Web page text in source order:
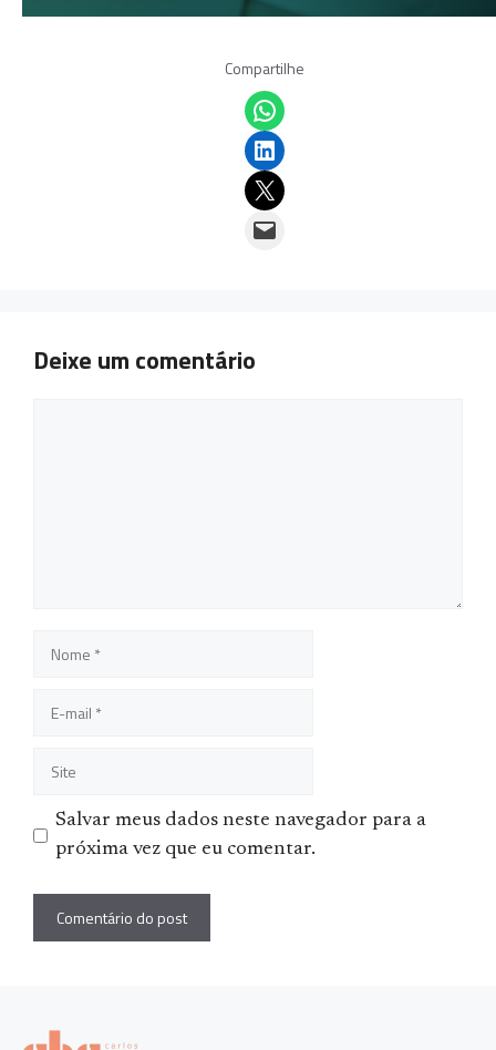
Compartilhe
Share on WhatsApp
Share on LinkedIn
Email this Page
Email this Page
Deixe um comentário
mail
Salvar meus dados neste navegador para a
próxima vez que eu comentar.